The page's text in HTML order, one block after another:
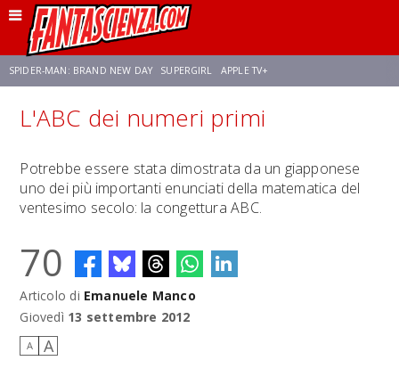
SPIDER-MAN: BRAND NEW DAY SUPERGIRL APPLE TV+
FRANCO RICCIARDIELLO ZENDAYA STAR TREK AVENGERS: DOOMSDAY
NETFLIX SADIE SINK STAR TREK: STRANGE NEW WORLDS
L'ABC dei numeri primi
Potrebbe essere stata dimostrata da un giapponese
uno dei più importanti enunciati della matematica del
ventesimo secolo: la congettura ABC.
70
Articolo di Emanuele Manco
Giovedì 13 settembre 2012
A A